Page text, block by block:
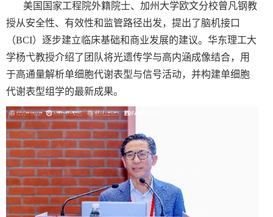
美国国家工程院外籍院士、加州大学欧文分校曾凡钢教
授从安全性、有效性和监管路径出发，提出了脑机接口
（BCI）逐步建立临床基础和商业发展的建议。华东理工大
学杨弋教授介绍了团队将光遗传学与高内涵成像结合，用
于高通量解析单细胞代谢表型与信号活动，并构建单细胞
代谢表型组学的最新成果。